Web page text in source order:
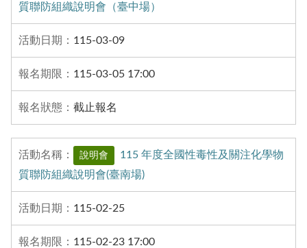
質聯防組織說明會（臺中場）
115-03-09
115-03-05 17:00
截止報名
說明會
115 年度全國性毒性及關注化學物
質聯防組織說明會(臺南場)
115-02-25
115-02-23 17:00